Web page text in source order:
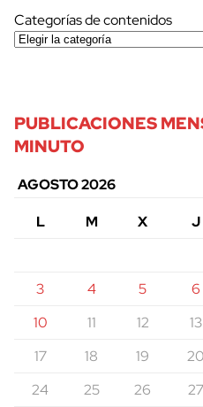
Categorías de contenidos
PUBLICACIONES
MINUTO
AGOSTO 2026
L
M X J
3
4 5 6
10
11 12 13
17
18 19 20
24
25 26 27